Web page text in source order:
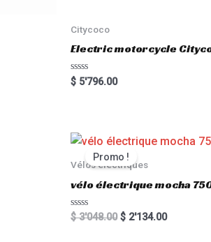
Citycoco
Electric motorcycle
R
a
o
u
o
f
$ 5'796.00
Promo !
Vélos électriques
vélo électrique mocha
R
a
$3'048.00 $ 2'134.00